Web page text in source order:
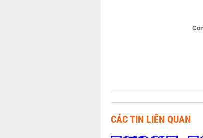
CÁC TIN LIÊN QUAN